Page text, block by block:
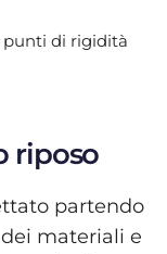
punti di rigidità
riposo
partendo
materiali e